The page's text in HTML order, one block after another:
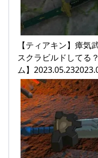
【ティアキン】瘴気
スクラビルドしてる
ム】